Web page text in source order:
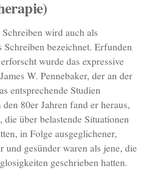
wird auch als
Schreiben bezeichnet. Erfunden
wurde das expressive
W. Pennebaker, der an der
entsprechende Studien
80er Jahren fand er heraus,
die über belastende Situationen
in Folge ausgeglichener,
und gesünder waren als jene, die
geschrieben hatten.